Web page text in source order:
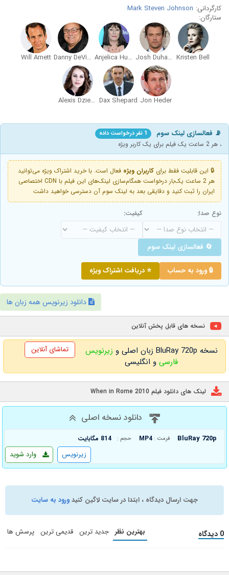
کارگردانی: Mark Steven Johnson
ستارگان:
Kristen Bell
Josh Duhamel
Anjelica Huston
Danny DeVito
Will Arnett
Jon Heder
Dax Shepard
Alexis Dziena
📡 فعالسازی لینک سوم 1 نفر درخواست داده
، هر 2 ساعت یک فیلم برای یک کاربر ویژه
🔒 این قابلیت فقط برای کاربران ویژه فعال است. با خرید اشتراک ویژه می‌توانید
هر 2 ساعت یک‌بار درخواست همگام‌سازی لینک‌های این فیلم با CDN اختصاصی
ایران را ثبت کنید و دقایقی بعد به لینک سوم آن دسترسی خواهید داشت
نوع صدا: کیفیت:
🔄 فعالسازی لینک سوم
🔒 ورود به حساب ⭐ دریافت اشتراک ویژه
دانلود زیرنویس همه زبان ها
نسخه های قابل پخش آنلاین
نسخه BluRay 720p زبان اصلی و
زیرنویس
فارسیو انگلیسی
تماشای آنلاین
لینک های دانلود فیلم When in Rome 2010
دانلود نسخه اصلی
BluRay 720p فرمت : MP4 حجم : 814 مگابایت
وارد شوید زیرنویس
جهت ارسال دیدگاه ، ابتدا در سایت لاگین کنیدورود به سایت
0 دیدگاه بهترین نظر جدید ترین قدیمی ترین پرسش ها